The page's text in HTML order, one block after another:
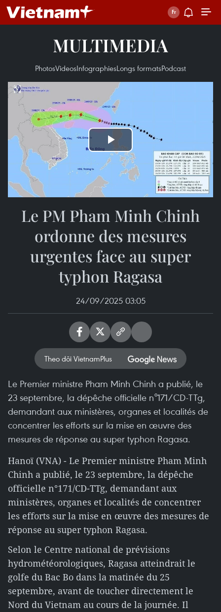
MULTIMEDIA
PhotosVideosInfographiesLongs formatsPodcast
Play
Video
Le PM Pham Minh Chinh
ordonne des mesures
urgentes face au super
typhon Ragasa
24/09/2025 03:05
Theo dõi VietnamPlus
Le Premier ministre Pham Minh Chinh a publié, le
23 septembre, la dépêche officielle n°171/CD-TTg,
demandant aux ministères, organes et localités de
concentrer les efforts sur la mise en œuvre des
mesures de réponse au super typhon Ragasa.
Hanoï (VNA) - Le Premier ministre Pham Minh
Chinh a publié, le 23 septembre, la dépêche
officielle n°171/CD-TTg, demandant aux
ministères, organes et localités de concentrer
les efforts sur la mise en œuvre des mesures de
réponse au super typhon Ragasa.
Selon le Centre national de prévisions
hydrométéorologiques, Ragasa atteindrait le
golfe du Bac Bo dans la matinée du 25
septembre, avant de toucher directement le
Nord du Vietnam au cours de la journée. Il